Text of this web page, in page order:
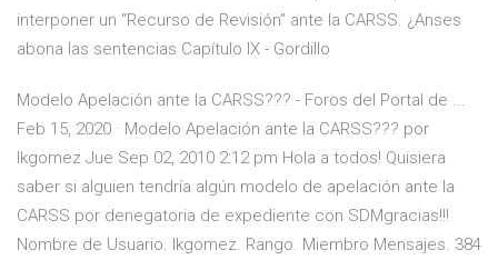
interponer un “Recurso de Revisión” ante la CARSS. ¿Anses
abona las sentencias Capítulo IX - Gordillo
Modelo Apelación ante la CARSS??? - Foros del Portal de ...
Feb 15, 2020 · Modelo Apelación ante la CARSS??? por
lkgomez Jue Sep 02, 2010 2:12 pm Hola a todos! Quisiera
saber si alguien tendría algún modelo de apelación ante la
CARSS por denegatoria de expediente con SDMgracias!!!
Nombre de Usuario. lkgomez. Rango. Miembro Mensajes. 384